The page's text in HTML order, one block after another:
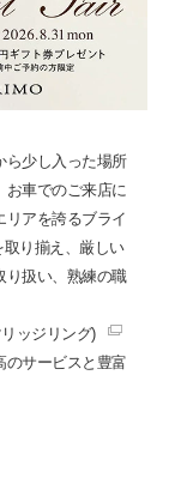
ら少し入った場所
お車でのご来店に
リアを誇るブライ
り揃え、厳しい
り扱い、熟練の職
ッジリング)
のサービスと豊富